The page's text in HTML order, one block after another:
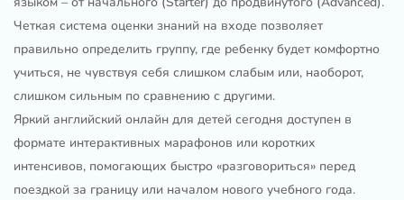
Четкая система оценки знаний на входе позволяет
правильно определить группу, где ребенку будет комфортно
учиться, не чувствуя себя слишком слабым или, наоборот,
слишком сильным по сравнению с другими.
Яркий английский онлайн для детей сегодня доступен в
формате интерактивных марафонов или коротких
интенсивов, помогающих быстро «разговориться» перед
поездкой за границу или началом нового учебного года.